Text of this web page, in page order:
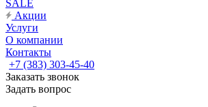
SALE
Акции
Услуги
О компании
Контакты
+7 (383) 303-45-40
Заказать звонок
Задать вопрос